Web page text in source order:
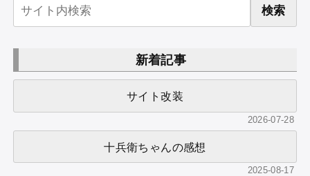
検索
新着記事
サイト改装
2026-07-28
十兵衛ちゃんの感想
2025-08-17